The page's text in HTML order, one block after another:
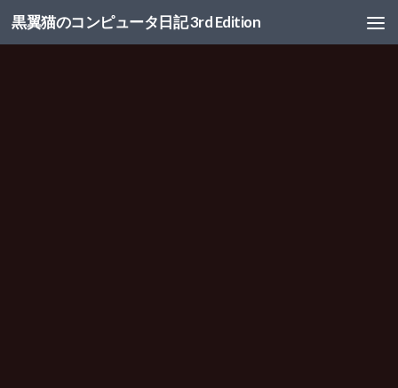
コンテンツへスキップ
黒翼猫のコンピュータ日記 3rd Edition